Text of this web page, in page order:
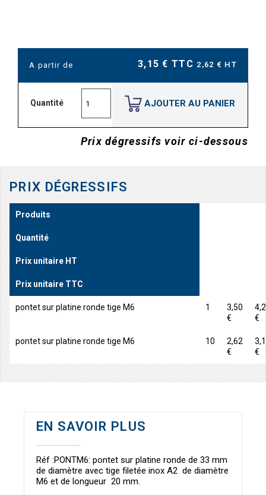
A partir de 3,15 € TTC 2,62 € HT
Quantité AJOUTER AU PANIER
Prix dégressifs voir ci-dessous
PRIX DÉGRESSIFS
Produits
Quantité
Prix unitaire HT
Prix unitaire TTC
pontet sur platine ronde tige M6 1
3,50
€
€
pontet sur platine ronde tige M6 10
2,62
€
€
EN SAVOIR PLUS
Réf :PONTM6: pontet sur platine ronde de 33 mm
de diamètre avec tige filetée inox A2 de diamètre
M6 et de longueur 20 mm.